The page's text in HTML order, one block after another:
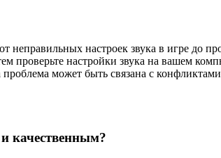
настроек звука в игре до
проверьте настройки звука на вашем
проблема может быть связана с
качественным?